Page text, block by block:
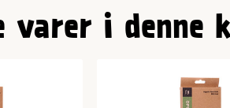
varer i denne